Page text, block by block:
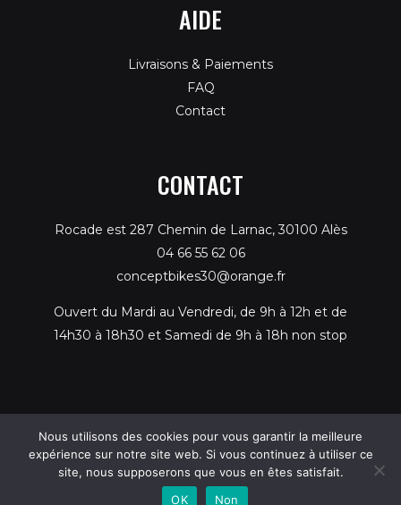
AIDE
Livraisons & Paiements
FAQ
Contact
CONTACT
Rocade est 287 Chemin de Larnac, 30100 Alès
04 66 55 62 06
conceptbikes30@orange.fr
Ouvert du Mardi au Vendredi, de 9h à 12h et de
14h30 à 18h30 et Samedi de 9h à 18h non stop
Tous droits réservés - © 2026 Concept Bikes en Cévennes
Création web parBIG X-Mentions légales-CGV
Nous utilisons des cookies pour vous garantir la meilleure
expérience sur notre site web. Si vous continuez à utiliser ce
site, nous supposerons que vous en êtes satisfait.
OK
Non